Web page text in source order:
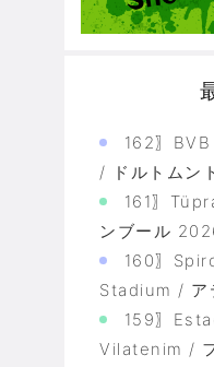
162〗
/ ドルトムン
161〗
ンブール
160〗
Stadium / ア
159〗
Vilatenim /